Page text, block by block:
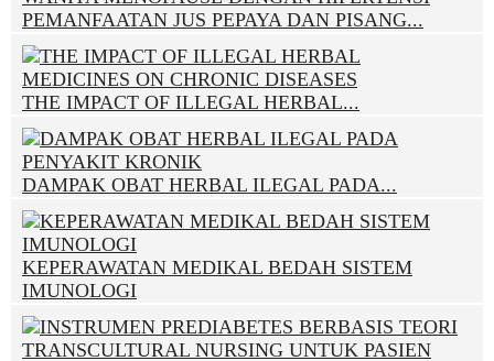
PEMANFAATAN JUS PEPAYA DAN PISANG...
THE IMPACT OF ILLEGAL HERBAL...
DAMPAK OBAT HERBAL ILEGAL PADA...
KEPERAWATAN MEDIKAL BEDAH SISTEM
IMUNOLOGI